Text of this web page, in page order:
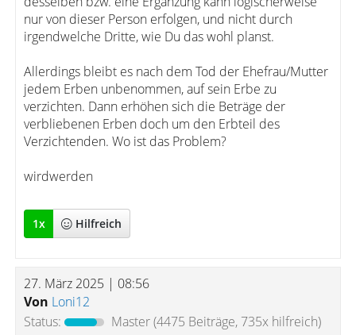
nur von dieser Person erfolgen, und nicht durch
irgendwelche Dritte, wie Du das wohl planst.
Allerdings bleibt es nach dem Tod der Ehefrau/Mutter
jedem Erben unbenommen, auf sein Erbe zu
verzichten. Dann erhöhen sich die Beträge der
verbliebenen Erben doch um den Erbteil des
Verzichtenden. Wo ist das Problem?
wirdwerden
1x Hilfreich
27. März 2025 | 08:56
Von Loni12
Status:
Master(4475 Beiträge, 735x hilfreich)